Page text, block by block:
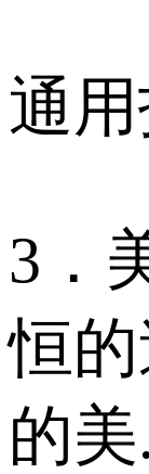
通
3．
恒
的